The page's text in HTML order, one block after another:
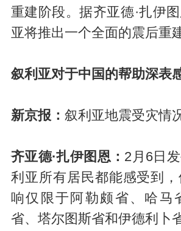
重建阶段。据齐亚德·扎伊
亚将推出一个全面的震后重
叙利亚对于中国的帮助深表
新京报： 叙利亚地震受灾情
齐亚德·扎伊图恩： 2月6日
利亚所有居民都能感受到
响仅限于阿勒颇省、哈马
省、塔尔图斯省和伊德利卜